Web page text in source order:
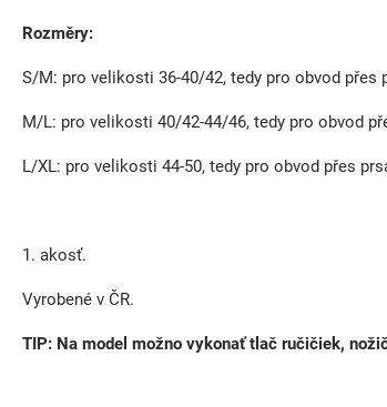
Rozměry:
S/M: pro velikosti 36-40/42, tedy pro obvod přes
M/L: pro velikosti 40/42-44/46, tedy pro obvod
L/XL: pro velikosti 44-50, tedy pro obvod přes
1. akosť.
Vyrobené v ČR.
TIP: Na model možno vykonať tlač ručičiek,